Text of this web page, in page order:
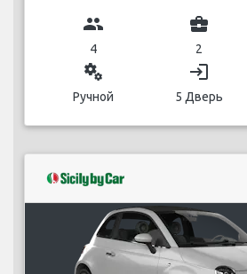
group
4
business_center
2
miscellaneous_services
Ручной
login
5 Дверь